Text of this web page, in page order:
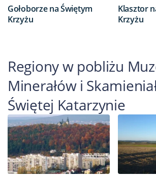
Gołoborze na Świętym
Krzyżu
Klasztor
Krzyżu
Regiony w pobliżu
Minerałów i
Świętej Katarzynie